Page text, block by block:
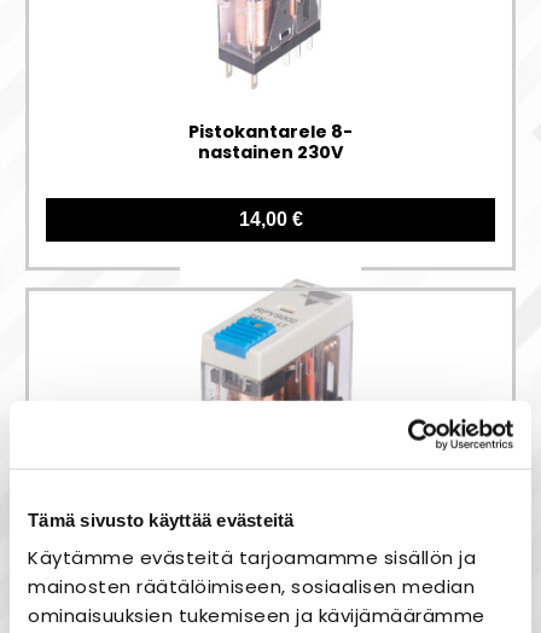
Tämä sivusto käyttää evästeitä
Käytämme evästeitä tarjoamamme sisällön ja
mainosten räätälöimiseen, sosiaalisen median
ominaisuuksien tukemiseen ja kävijämäärämme
Pistokantarele 8-
nastainen 230V
14,00 €
nastainen 24VDC
12,00 €